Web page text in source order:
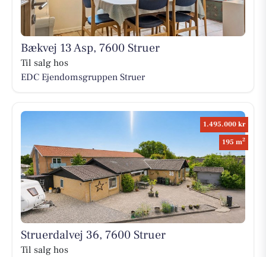
Bækvej 13 Asp, 7600 Struer
Til salg hos
EDC Ejen­doms­grup­pen Struer
1.495.000 kr
195 m2
Struerdalvej 36, 7600 Struer
Til salg hos